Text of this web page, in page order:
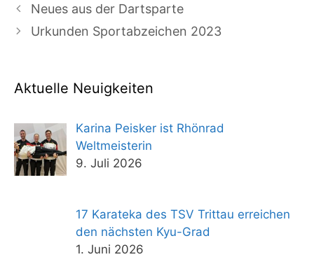
Neues aus der Dartsparte
Urkunden Sportabzeichen 2023
Aktuelle Neuigkeiten
Karina Peisker ist Rhönrad
Weltmeisterin
9. Juli 2026
17 Karateka des TSV Trittau erreichen
den nächsten Kyu-Grad
1. Juni 2026